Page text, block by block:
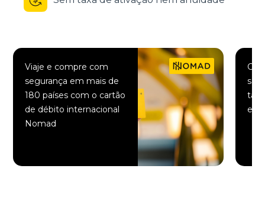
Viaje e compre com
segurança em mais de
180 países com o cartão
de débito internacional
Nomad